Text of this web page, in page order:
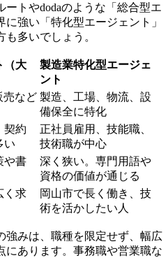
トやdodaのような「総合型エ
強い「特化型エージェント」
多いでしょう。
（大
製造業特化型エージェ
ント
売など 製造、工場、物流、設
備保全に特化
契約
い
正社員雇用、技能職、
技術職が中心
や書
深く狭い。専門用語や
資格の価値が通じる
く求
岡山市で長く働き、技
術を活かしたい人
強みは、職種を限定せず、幅広
にあります。事務職や営業職な